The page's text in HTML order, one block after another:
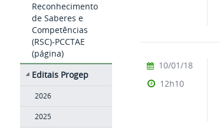
Reconhecimento
de Saberes e
Competências
(RSC)-PCCTAE
(página)
Editais Progep
2026
2025
10/01/18
12h10